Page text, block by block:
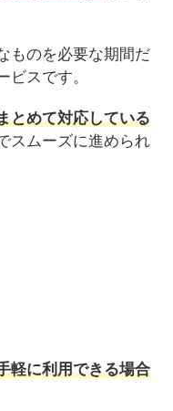
ものを必要な期間だ
スです。
とめて対応している
スムーズに進められ
軽に利用できる場合